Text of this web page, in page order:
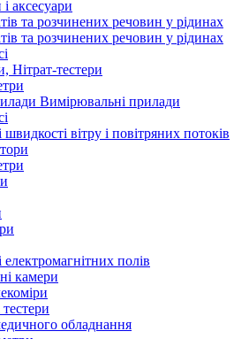
аксесуари
та розчинених речовин у рідинах
та розчинених речовин у рідинах
Нітрат-тестери
Вимірювальні прилади
вітру і повітряних потоків
полів
камери
обладнання